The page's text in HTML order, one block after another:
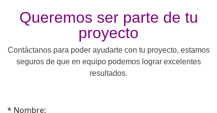
Queremos ser parte de tu
proyecto
Contáctanos para poder ayudarte con tu proyecto, estamos
seguros de que en equipo podemos lograr excelentes
resultados.
* Nombre: